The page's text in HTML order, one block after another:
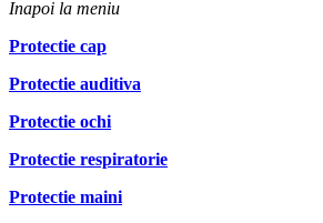
Inapoi la meniu
Protectie cap
Protectie auditiva
Protectie ochi
Protectie respiratorie
Protectie maini